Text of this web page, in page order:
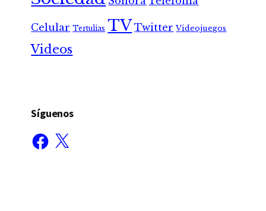
Celular Tertulias TV Twitter Videojuegos
Videos
Síguenos
Facebook
X